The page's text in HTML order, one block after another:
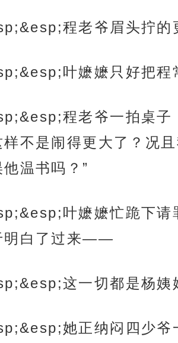
程老爷眉头拧的
叶嬷嬷只好把程
程老爷一拍桌子
样不是闹得更大了？况
温书吗？”
叶嬷嬷忙跪下请
明白了过来——
这一切都是杨姨
她正纳闷四少爷